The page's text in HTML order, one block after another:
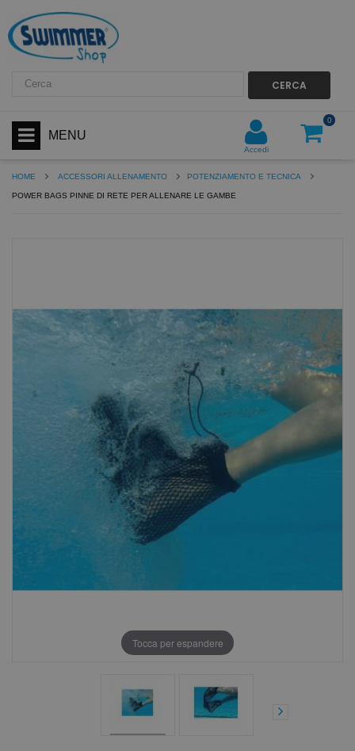
CERCA
MENU
0
Accedi
HOME ACCESSORI ALLENAMENTO POTENZIAMENTO E TECNICA
POWER BAGS PINNE DI RETE PER ALLENARE LE GAMBE
Tocca per espandere